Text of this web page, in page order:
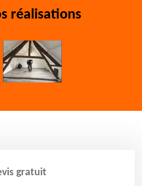
réalisations
gratuit